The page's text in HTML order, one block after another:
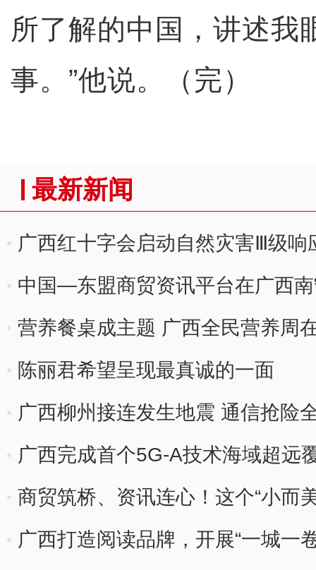
所了解的中国，讲述我
事。”他说。（完）
最新新闻
广西红十字会启动自然灾害Ⅲ级
工作
中国—东盟商贸资讯平台在广西
营养餐桌成主题 广西全民营养周
陈丽君希望呈现最真诚的一面
广西柳州接连发生地震 通信抢险
广西完成首个5G-A技术海域超远
商贸筑桥、资讯连心！这个“小而
盟？
广西打造阅读品牌，开展“一城一